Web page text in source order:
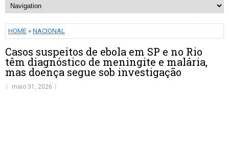
HOME » NACIONAL
Casos suspeitos de ebola em SP e no Rio
têm diagnóstico de meningite e malária,
mas doença segue sob investigação
maio 31, 2026